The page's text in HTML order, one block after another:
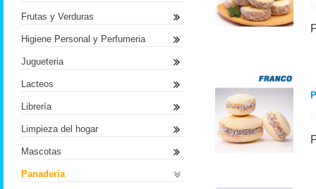
Frutas y Verduras
Higiene Personal y Perfumeria
Jugueteria
Lacteos
Librería
Limpieza del hogar
Mascotas
Panaderia